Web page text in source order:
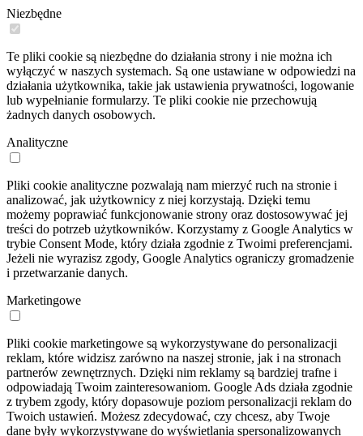
Niezbędne
Te pliki cookie są niezbędne do działania strony i nie można ich
wyłączyć w naszych systemach. Są one ustawiane w odpowiedzi na
działania użytkownika, takie jak ustawienia prywatności, logowanie
lub wypełnianie formularzy. Te pliki cookie nie przechowują
żadnych danych osobowych.
Analityczne
Pliki cookie analityczne pozwalają nam mierzyć ruch na stronie i
analizować, jak użytkownicy z niej korzystają. Dzięki temu
możemy poprawiać funkcjonowanie strony oraz dostosowywać jej
treści do potrzeb użytkowników. Korzystamy z Google Analytics w
trybie Consent Mode, który działa zgodnie z Twoimi preferencjami.
Jeżeli nie wyrazisz zgody, Google Analytics ograniczy gromadzenie
i przetwarzanie danych.
Marketingowe
Pliki cookie marketingowe są wykorzystywane do personalizacji
reklam, które widzisz zarówno na naszej stronie, jak i na stronach
partnerów zewnętrznych. Dzięki nim reklamy są bardziej trafne i
odpowiadają Twoim zainteresowaniom. Google Ads działa zgodnie
z trybem zgody, który dopasowuje poziom personalizacji reklam do
Twoich ustawień. Możesz zdecydować, czy chcesz, aby Twoje
dane były wykorzystywane do wyświetlania spersonalizowanych